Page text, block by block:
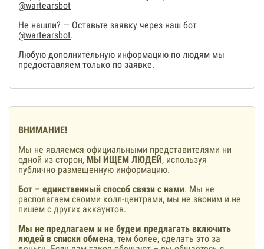
@wartearsbot
Не нашли? — Оставьте заявку через наш бот
@wartearsbot.
Любую дополнительную информацию по людям мы
предоставляем только по заявке.
ВНИМАНИЕ!
Мы не являемся официальными представителями ни
одной из сторон, МЫ ИЩЕМ ЛЮДЕЙ, используя
публично размещенную информацию.
Бот – единственный способ связи с нами. Мы не
располагаем своими колл-центрами, мы не звоним и не
пишем с других аккаунтов.
Мы не предлагаем и не будем предлагать включить
людей в списки обмена, тем более, сделать это за